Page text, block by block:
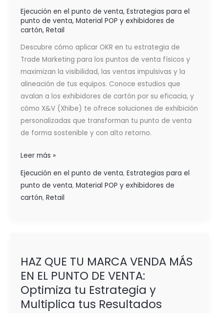
Ejecución en el punto de venta, Estrategias para el
punto de venta, Material POP y exhibidores de
cartón, Retail
Descubre cómo aplicar OKR en tu estrategia de
Trade Marketing para los puntos de venta físicos y
maximizan la visibilidad, las ventas impulsivas y la
alineación de tus equipos. Conoce estudios que
avalan a los exhibidores de cartón por su eficacia, y
cómo X&V (Xhibe) te ofrece soluciones de exhibición
personalizadas que transforman tu punto de venta
de forma sostenible y con alto retorno.
CARTÓN
PARA
MÁS
EN
EL
PUNTO
DE
VENTA
Leer más »
Ejecución en el punto de venta, Estrategias para el
punto de venta, Material POP y exhibidores de
cartón, Retail
HAZ QUE TU MARCA VENDA MÁS
EN EL PUNTO DE VENTA:
Optimiza tu Estrategia y
Multiplica tus Resultados
TU
MARCA
VENDA
MÁS